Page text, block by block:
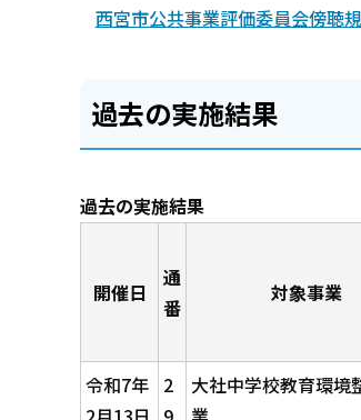
西宮市公共事業評価委員会傍聴
過去の実施結果
過去の実施結果
開催日
通
番
対象事業
令和7年 2
大社中学校教育環境